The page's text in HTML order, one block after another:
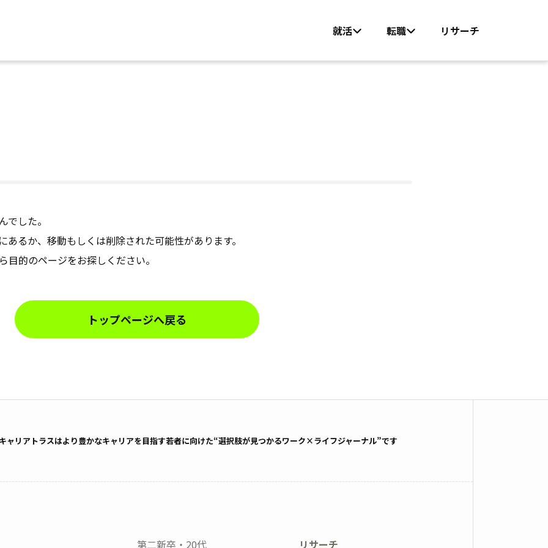
就活 転職 リサーチ
した。
るか、移動もしくは削除された可能性があります。
的のページをお探しください。
トップページへ戻る
ャリアトラスはより豊かなキャリアを目指す若者に向けた“選択肢が見つかるワーク×ライフジャーナル”です
第二新卒・20代 リサーチ